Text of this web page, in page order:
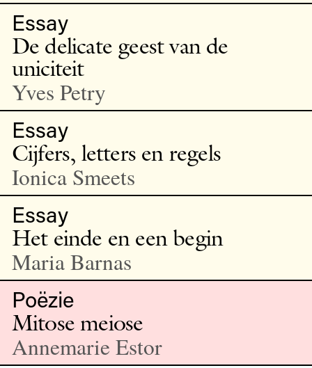
Essay
De delicate geest van de
uniciteit
Yves Petry
Essay
Cijfers, letters en regels
Ionica Smeets
Essay
Het einde en een begin
Maria Barnas
Poëzie
Mitose meiose
Annemarie Estor